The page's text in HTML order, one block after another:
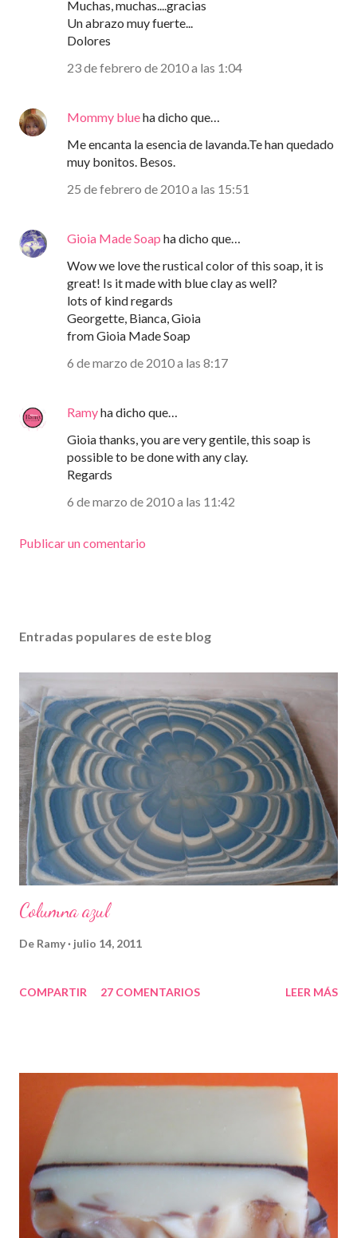
Muchas, muchas....gracias
Un abrazo muy fuerte...
Dolores
23 de febrero de 2010 a las 1:04
Mommy blueha dicho que…
Me encanta la esencia de lavanda.Te han quedado
muy bonitos. Besos.
25 de febrero de 2010 a las 15:51
Gioia Made Soap ha dicho que…
Wow we love the rustical color of this soap, it is
great! Is it made with blue clay as well?
lots of kind regards
Georgette, Bianca, Gioia
from Gioia Made Soap
6 de marzo de 2010 a las 8:17
Ramyha dicho que…
Gioia thanks, you are very gentile, this soap is
possible to be done with any clay.
Regards
6 de marzo de 2010 a las 11:42
Publicar un comentario
Entradas populares de este blog
Columna azul
De Ramy julio 14, 2011
COMPARTIR 27 COMENTARIOS LEER MÁS